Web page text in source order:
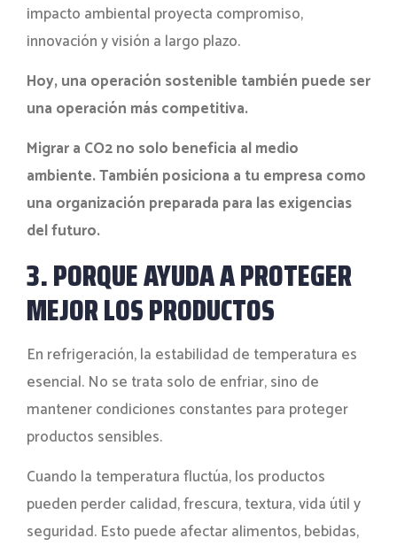
impacto ambiental proyecta compromiso,
innovación y visión a largo plazo.
Hoy, una operación sostenible también puede ser
una operación más competitiva.
Migrar a CO2 no solo beneficia al medio
ambiente. También posiciona a tu empresa como
una organización preparada para las exigencias
del futuro.
3. PORQUE AYUDA A PROTEGER
MEJOR LOS PRODUCTOS
En refrigeración, la estabilidad de temperatura es
esencial. No se trata solo de enfriar, sino de
mantener condiciones constantes para proteger
productos sensibles.
Cuando la temperatura fluctúa, los productos
pueden perder calidad, frescura, textura, vida útil y
seguridad. Esto puede afectar alimentos, bebidas,